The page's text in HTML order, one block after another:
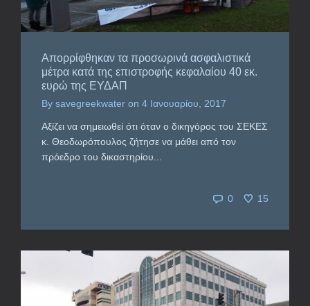
Απορρίφθηκαν τα προσωρινά ασφαλιστικά
μέτρα κατά της επιστροφής κεφαλαίου 40 εκ.
ευρώ της ΕΥΔΑΠ
By savegreekwater on 4 Ιανουαρίου, 2017
Αξίζει να σημειωθεί ότι όταν ο δικηγόρος του ΣΕΚΕΣ
κ. Θεοδωρόπουλος ζήτησε να μάθει από τον
πρόεδρο του δικαστηρίου...
0 15